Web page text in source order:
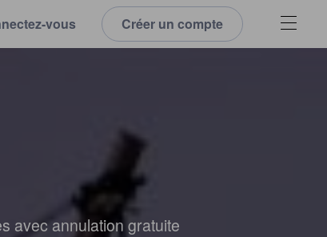
vous Créer un compte
avec annulation gratuite